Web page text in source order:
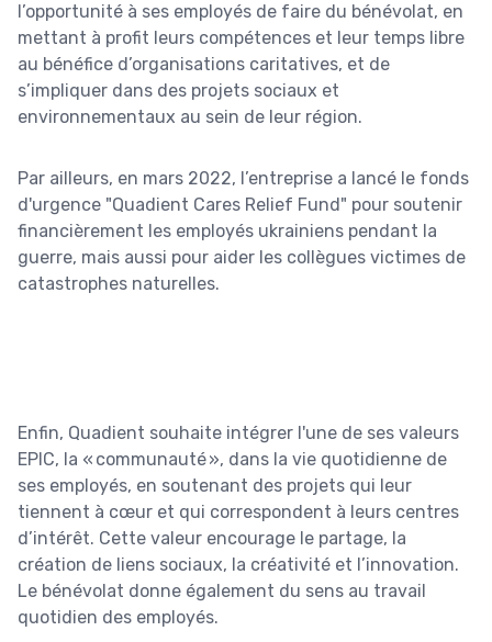
l’opportunité à ses employés de faire du bénévolat, en
mettant à profit leurs compétences et leur temps libre
au bénéfice d’organisations caritatives, et de
s’impliquer dans des projets sociaux et
environnementaux au sein de leur région.
Par ailleurs, en mars 2022, l’entreprise a lancé le fonds
d'urgence "Quadient Cares Relief Fund" pour soutenir
financièrement les employés ukrainiens pendant la
guerre, mais aussi pour aider les collègues victimes de
catastrophes naturelles.
Enfin, Quadient souhaite intégrer l'une de ses valeurs
EPIC, la « communauté », dans la vie quotidienne de
ses employés, en soutenant des projets qui leur
tiennent à cœur et qui correspondent à leurs centres
d’intérêt. Cette valeur encourage le partage, la
création de liens sociaux, la créativité et l’innovation.
Le bénévolat donne également du sens au travail
quotidien des employés.